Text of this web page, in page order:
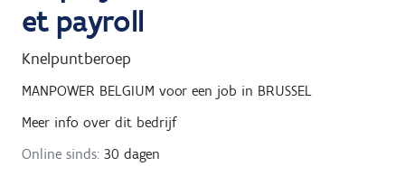
et payroll
Knelpuntberoep
MANPOWER BELGIUM voor een job in BRUSSEL
Meer info over dit bedrijf
Online sinds: 30 dagen